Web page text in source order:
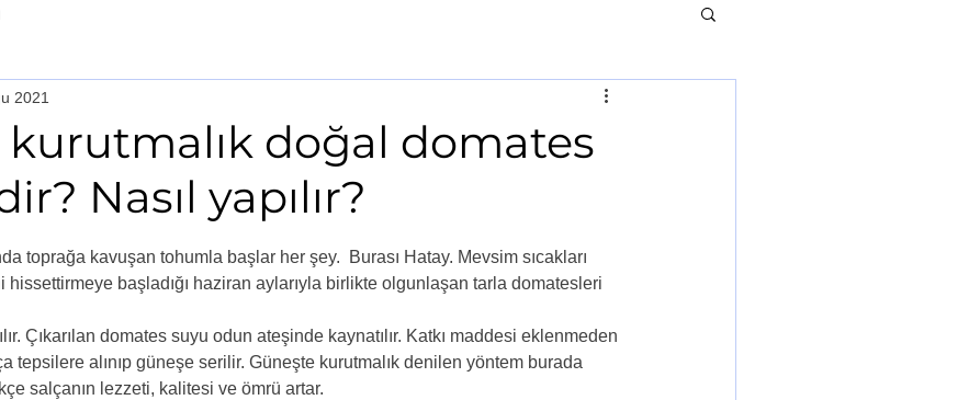
kurutmalık doğal domates
Nasıl yapılır?
2021
toprağa kavuşan tohumla başlar her şey.  Burası Hatay. Mevsim sıcakları
hissettirmeye başladığı haziran aylarıyla birlikte olgunlaşan tarla domatesleri
Çıkarılan domates suyu odun ateşinde kaynatılır. Katkı maddesi eklenmeden
tepsilere alınıp güneşe serilir. Güneşte kurutmalık denilen yöntem burada
salçanın lezzeti, kalitesi ve ömrü artar.